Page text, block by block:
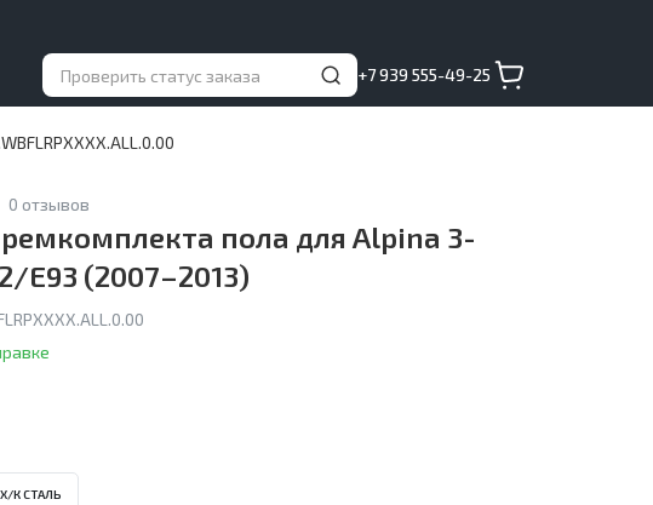
+7 939 555-49-25
0 отзывов
пола для Alpina 3-
E93 (2007–2013)
Х/К СТАЛЬ